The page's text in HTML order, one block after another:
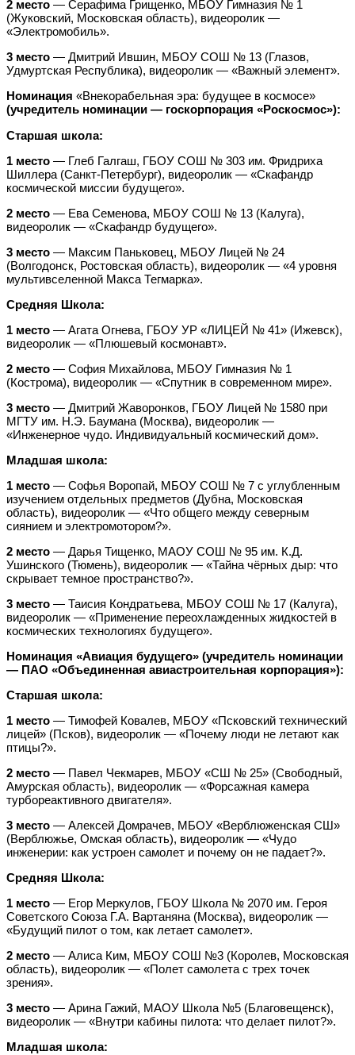
2 место — Серафима Грищенко, МБОУ Гимназия № 1
(Жуковский, Московская область), видеоролик —
«Электромобиль».
3 место — Дмитрий Ившин, МБОУ СОШ № 13 (Глазов,
Удмуртская Республика), видеоролик — «Важный элемент».
Номинация «Внекорабельная эра: будущее в космосе»
(учредитель номинации — госкорпорация «Роскосмос»):
Старшая школа:
1 место — Глеб Галгаш, ГБОУ СОШ № 303 им. Фридриха
Шиллера (Санкт-Петербург), видеоролик — «Скафандр
космической миссии будущего».
2 место — Ева Семенова, МБОУ СОШ № 13 (Калуга),
видеоролик — «Скафандр будущего».
3 место — Максим Паньковец, МБОУ Лицей № 24
(Волгодонск, Ростовская область), видеоролик — «4 уровня
мультивселенной Макса Тегмарка».
Средняя Школа:
1 место — Агата Огнева, ГБОУ УР «ЛИЦЕЙ № 41» (Ижевск),
видеоролик — «Плюшевый космонавт».
2 место — София Михайлова, МБОУ Гимназия № 1
(Кострома), видеоролик — «Спутник в современном мире».
3 место — Дмитрий Жаворонков, ГБОУ Лицей № 1580 при
МГТУ им. Н.Э. Баумана (Москва), видеоролик —
«Инженерное чудо. Индивидуальный космический дом».
Младшая школа:
1 место — Софья Воропай, МБОУ СОШ № 7 с углубленным
изучением отдельных предметов (Дубна, Московская
область), видеоролик — «Что общего между северным
сиянием и электромотором?».
2 место — Дарья Тищенко, МАОУ СОШ № 95 им. К.Д.
Ушинского (Тюмень), видеоролик — «Тайна чëрных дыр: что
скрывает темное пространство?».
3 место — Таисия Кондратьева, МБОУ СОШ № 17 (Калуга),
видеоролик — «Применение переохлажденных жидкостей в
космических технологиях будущего».
Номинация «Авиация будущего» (учредитель номинации
— ПАО «Объединенная авиастроительная корпорация»):
Старшая школа:
1 место — Тимофей Ковалев, МБОУ «Псковский технический
лицей» (Псков), видеоролик — «Почему люди не летают как
птицы?».
2 место — Павел Чекмарев, МБОУ «СШ № 25» (Свободный,
Амурская область), видеоролик — «Форсажная камера
турбореактивного двигателя».
3 место — Алексей Домрачев, МБОУ «Верблюженская СШ»
(Верблюжье, Омская область), видеоролик — «Чудо
инженерии: как устроен самолет и почему он не падает?».
Средняя Школа:
1 место — Егор Меркулов, ГБОУ Школа № 2070 им. Героя
Советского Союза Г.А. Вартаняна (Москва), видеоролик —
«Будущий пилот о том, как летает самолет».
2 место — Алиса Ким, МБОУ СОШ №3 (Королев, Московская
область), видеоролик — «Полет самолета с трех точек
зрения».
3 место — Арина Гажий, МАОУ Школа №5 (Благовещенск),
видеоролик — «Внутри кабины пилота: что делает пилот?».
Младшая школа: